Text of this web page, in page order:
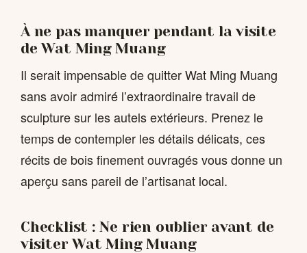
À ne pas manquer pendant la visite
de Wat Ming Muang
Il serait impensable de quitter Wat Ming Muang
sans avoir admiré l’extraordinaire travail de
sculpture sur les autels extérieurs. Prenez le
temps de contempler les détails délicats, ces
récits de bois finement ouvragés vous donne un
aperçu sans pareil de l’artisanat local.
Checklist : Ne rien oublier avant de
visiter Wat Ming Muang